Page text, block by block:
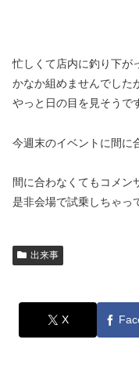
忙しくて店内に釣り下が
かなか組めませんでした
やっと日の目を見そうで
今週末のイベントに間に
間に合わなくてもコメン
是非会場で試乗しちゃっ
出来事
X